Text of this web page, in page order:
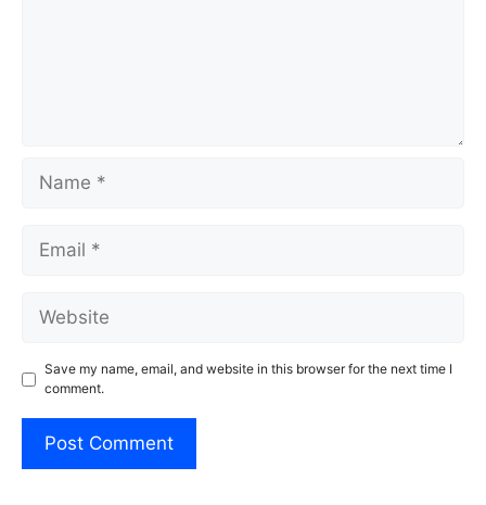
Name
Email
Website
Save my name, email, and website in this browser for the next time I
comment.